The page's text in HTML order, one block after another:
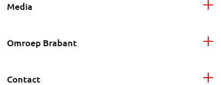
Media
Omroep Brabant
Contact